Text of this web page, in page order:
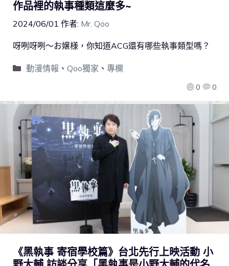
作品裡的執事種類這麼多~
2024/06/01 作者: Mr. Qoo
0 0
呀咧呀咧～お嬢様，你知道ACG還有哪些執事類型嗎？
動漫情報 、 Qoo獨家 、 專欄
《黑執事 寄宿學校篇》台北先行上映活動 小